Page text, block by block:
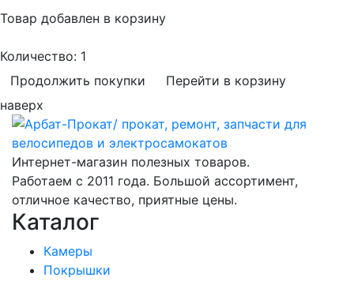
Товар добавлен в корзину
Количество: 1
Продолжить покупки
Перейти в корзину
наверх
Интернет-магазин полезных товаров.
Работаем с 2011 года. Большой ассортимент,
отличное качество, приятные цены.
Каталог
Камеры
Покрышки